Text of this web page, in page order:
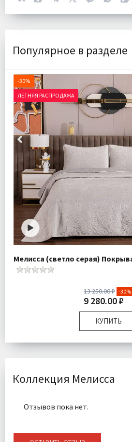
Популярное в разделе
-30%
ЛЕТНЯЯ РАСПРОДАЖА
Мелисса (светло серая)
13 250.00 ₽ -30%
9 280.00 ₽
КУПИТЬ
Размер:
Комплектация:
Ткань:
Коллекция Мелисса
Отзывов пока нет.